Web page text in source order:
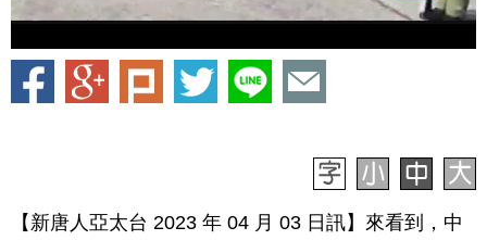
【新唐人亞太台 2023 年 04 月 03 日訊】來看到，中